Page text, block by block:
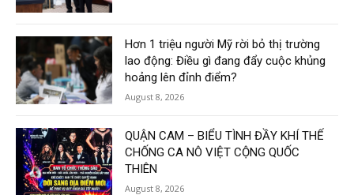
Hơn 1 triệu người Mỹ rời bỏ thị trường
lao động: Điều gì đang đẩy cuộc khủng
hoảng lên đỉnh điểm?
August 8, 2026
QUẬN CAM – BIỂU TÌNH ĐẦY KHÍ THẾ
CHỐNG CA NÔ VIỆT CỘNG QUỐC
THIÊN
August 8, 2026